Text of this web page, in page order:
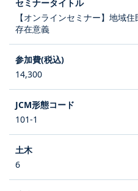
【オンラインセミナー】地域
存在意義
14,300
101-1
6